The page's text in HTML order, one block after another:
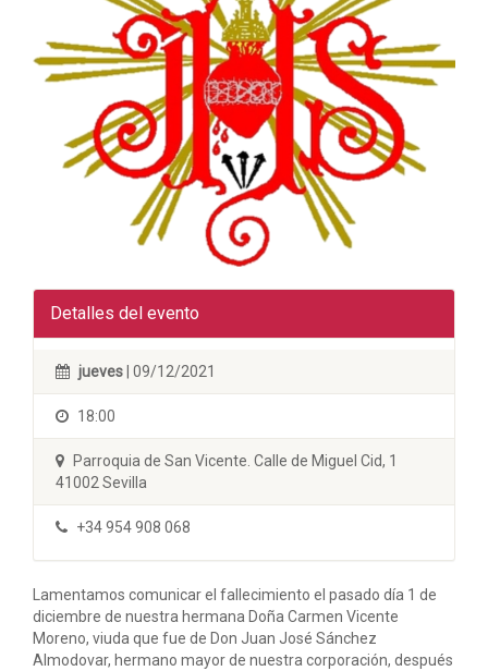
Detalles del evento
jueves | 09/12/2021
18:00
Parroquia de San Vicente. Calle de Miguel Cid, 1
41002 Sevilla
+34 954 908 068
Lamentamos comunicar el fallecimiento el pasado día 1 de
diciembre de nuestra hermana Doña Carmen Vicente
Moreno, viuda que fue de Don Juan José Sánchez
Almodovar, hermano mayor de nuestra corporación, después